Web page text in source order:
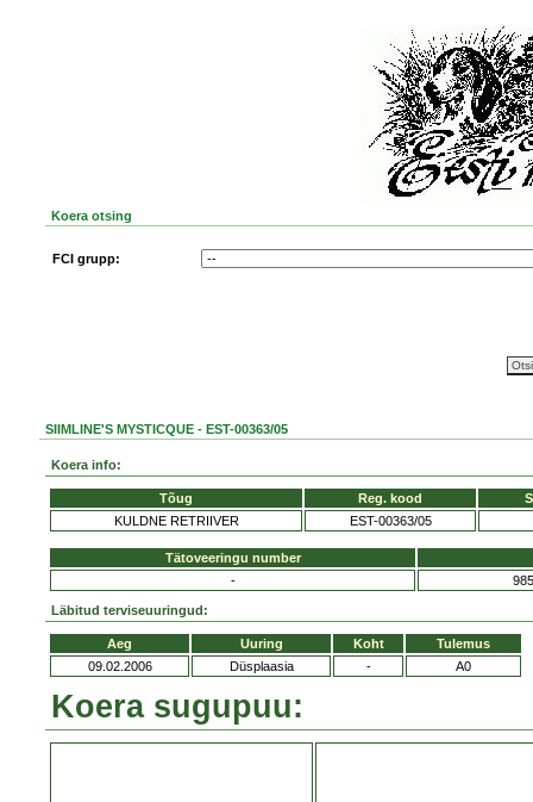
Koera otsing
FCI grupp:
SIIMLINE'S MYSTICQUE - EST-00363/05
Koera info:
Tõug Reg. kood
KULDNE RETRIIVER
EST-00363/05
Tätoveeringu number
-
Läbitud terviseuuringud:
Aeg Uuring Koht
Tulemus
09.02.2006
Düsplaasia - A0
Koera sugupuu: